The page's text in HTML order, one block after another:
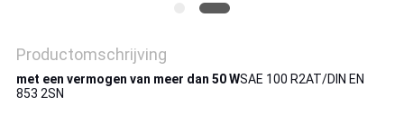
Productomschrijving
met een vermogen van meer dan 50 WSAE 100 R2AT/DIN EN
853 2SN